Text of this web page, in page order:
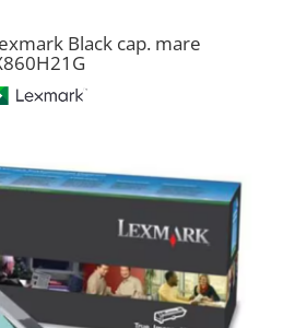
Black cap. mare